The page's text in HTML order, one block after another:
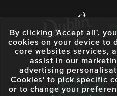
By clicking 'Accept all',
cookies on your device to
core websites services,
assist in our
advertising
Cookies' to pick specific
or to change your